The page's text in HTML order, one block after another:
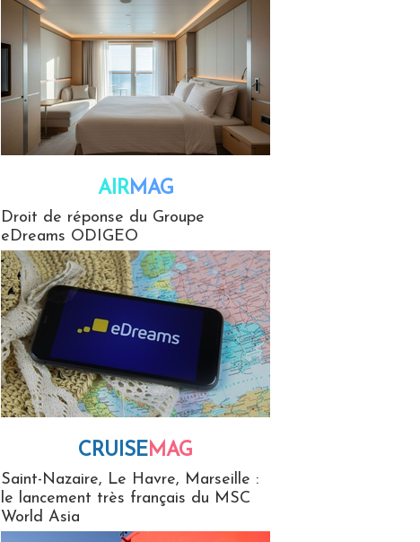
AIRMAG
Droit de réponse du Groupe
eDreams ODIGEO
CRUISEMAG
Saint-Nazaire, Le Havre, Marseille :
le lancement très français du MSC
World Asia